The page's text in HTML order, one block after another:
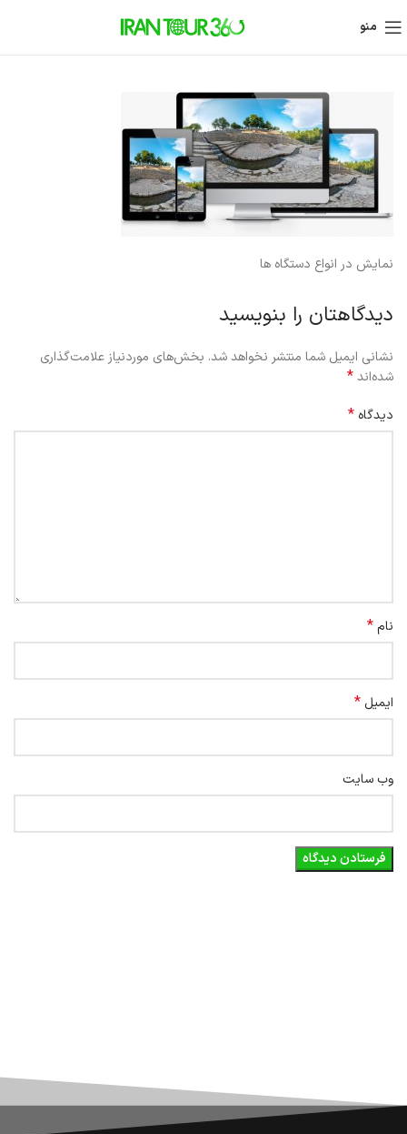
منو
نمایش در انواع دستگاه ها
دیدگاهتان را بنویسید
نشانی ایمیل شما منتشر نخواهد شد. بخش‌های موردنیاز علامت‌گذاری
شده‌اند*
دیدگاه *
نام*
ایمیل *
وب‌ سایت